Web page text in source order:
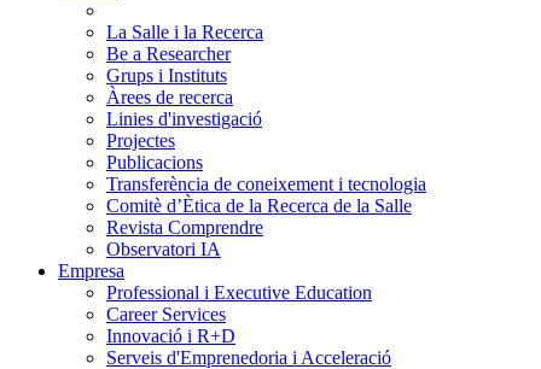
La Salle i la Recerca
Be a Researcher
Grups i Instituts
Àrees de recerca
Linies d'investigació
Projectes
Publicacions
Transferència de coneixement i tecnologia
Comitè d’Ètica de la Recerca de la Salle
Revista Comprendre
Observatori IA
Empresa
Professional i Executive Education
Career Services
Innovació i R+D
Serveis d'Emprenedoria i Acceleració